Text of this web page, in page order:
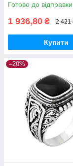
Готово до відправки
1 936,80 ₴ 2 421
Купити
–20%